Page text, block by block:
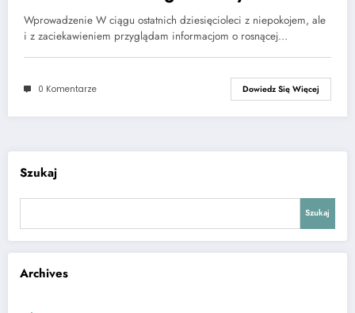
Wprowadzenie W ciągu ostatnich dziesięcioleci z niepokojem, ale
i z zaciekawieniem przyglądam informacjom o rosnącej…
0 Komentarze Dowiedz Się Więcej
Szukaj
Szukaj
Archives